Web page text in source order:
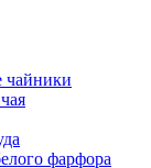
чайники
фарфора